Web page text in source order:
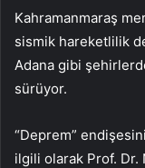
Kahramanmaraş
sismik hareketlilik
Adana gibi
sürüyor.
“Deprem”
ilgili olarak Prof. Dr.